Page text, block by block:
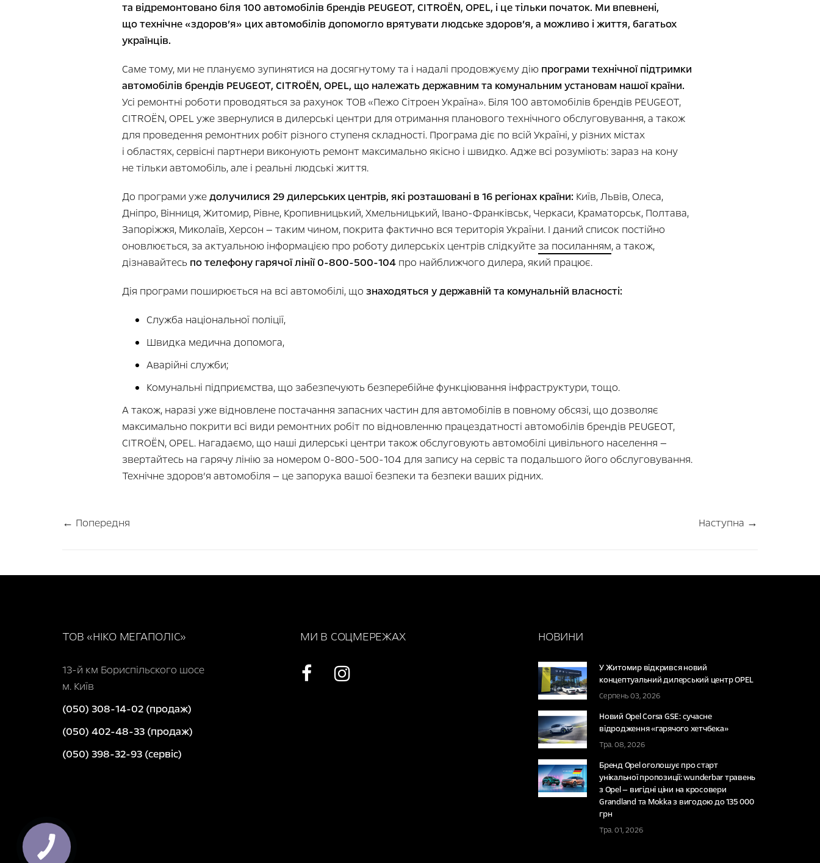
та відремонтовано біля 100 автомобілів брендів PEUGEOT, CITROËN, OPEL, і це тільки початок. Ми впевнені,
що технічне «здоров’я» цих автомобілів допомогло врятувати людське здоров’я, а можливо і життя, багатьох
українців.
Саме тому, ми не плануємо зупинятися на досягнутому та і надалі продовжуєму дію програми технічної підтримки
автомобілів брендів PEUGEOT, CITROËN, OPEL, що належать державним та комунальним установам нашої країни.
Усі ремонтні роботи проводяться за рахунок ТОВ «Пежо Сітроен Україна». Біля 100 автомобілів брендів PEUGEOT,
CITROËN, OPEL уже звернулися в дилерські центри для отримання планового технічного обслуговування, а також
для проведення ремонтних робіт різного ступеня складності. Програма діє по всій Україні, у різних містах
і областях, сервісні партнери виконують ремонт максимально якісно і швидко. Адже всі розуміють: зараз на кону
не тільки автомобіль, але і реальні людські життя.
До програми ужедолучилися 29 дилерських центрів, які розташовані в 16 регіонах країни:Київ, Львів, Олеса,
Дніпро, Вінниця, Житомир, Рівне, Кропивницький, Хмельницький, Івано-Франківськ, Черкаси, Краматорськ, Полтава,
Запоріжжя, Миколаїв, Херсон — таким чином, покрита фактично вся територія України. І даний список постійно
оновлюється, за актуальною інформацією про роботу дилерськіх центрів слідкуйтеза посиланням, а також,
дізнавайтесь по телефону гарячої лінії 0-800-500-104про найближчого дилера, який працює.
Дія програми поширюється на всі автомобілі, що знаходяться у державній та комунальній власності:
Служба національної поліції,
Швидка медична допомога,
Аварійні служби;
Комунальні підприємства, що забезпечують безперебійне функціювання інфраструктури, тощо.
А також, наразі уже відновлене постачання запасних частин для автомобілів в повному обсязі, що дозволяє
максимально покрити всі види ремонтних робіт по відновленню працездатності автомобілів брендів PEUGEOT,
CITROËN, OPEL. Нагадаємо, що наші дилерські центри також обслуговують автомобілі цивільного населення —
звертайтесь на гарячу лінію за номером 0-800-500-104 для запису на сервіс та подальшого його обслуговування.
Технічне здоров’я автомобіля — це запорука вашої безпеки та безпеки ваших рідних.
← Попередня Наступна →
ТОВ «НІКО МЕГАПОЛІС»
13-й км Бориспільского шосе
м. Київ
(050) 308-14-02 (продаж)
(050) 402-48-33 (продаж)
(050) 398-32-93 (сервіс)
МИ В СОЦМЕРЕЖАХ НОВИНИ
У Житомир відкрився новий
концептуальний дилерський центр OPEL
Серпень 03, 2026
Новий Opel Corsa GSE: сучасне
відродження «гарячого хетчбека»
Тра. 08, 2026
Бренд Opel оголошує про старт
унікальної пропозиції: wunderbar травень
з Opel — вигідні ціни на кросовери
Grandland та Mokka з вигодою до 135 000
грн
Тра. 01, 2026